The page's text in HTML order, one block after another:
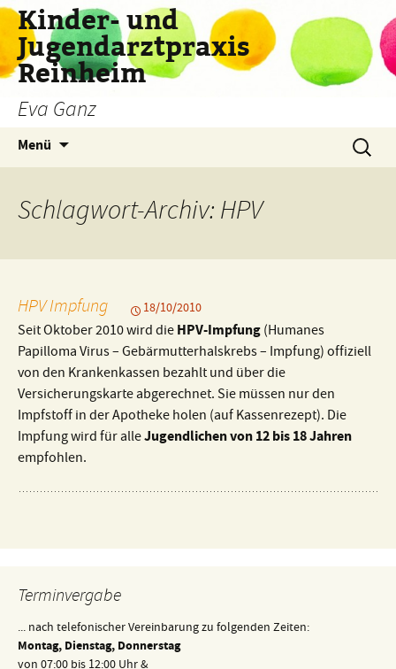
Zum
Inhalt
springen
Kinder- und
Jugendarztpraxis
Reinheim
Eva Ganz
Menü
Suche
nach:
Schlagwort-Archiv: HPV
HPV Impfung 18/10/2010
Seit Oktober 2010 wird dieHPV-Impfung(Humanes
Papilloma Virus – Gebärmutterhalskrebs – Impfung) offiziell
von den Krankenkassen bezahlt und über die
Versicherungskarte abgerechnet. Sie müssen nur den
Impfstoff in der Apotheke holen (auf Kassenrezept). Die
Impfung wird für alleJugendlichen von 12 bis 18 Jahren
empfohlen.
Terminvergabe
... nach telefonischer Vereinbarung zu folgenden Zeiten:
Montag, Dienstag, Donnerstag